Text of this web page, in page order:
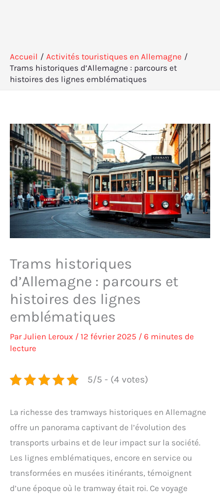
Accueil
Activités touristiques en Allemagne
Trams historiques d’Allemagne : parcours et
histoires des lignes emblématiques
Trams historiques
d’Allemagne : parcours et
histoires des lignes
emblématiques
ParJulien Leroux / 12 février 2025 / 6 minutes de
lecture
5/5 - (4 votes)
La richesse des tramways historiques en Allemagne
offre un panorama captivant de l’évolution des
transports urbains et de leur impact sur la société.
Les lignes emblématiques, encore en service ou
transformées en musées itinérants, témoignent
d’une époque où le tramway était roi. Ce voyage